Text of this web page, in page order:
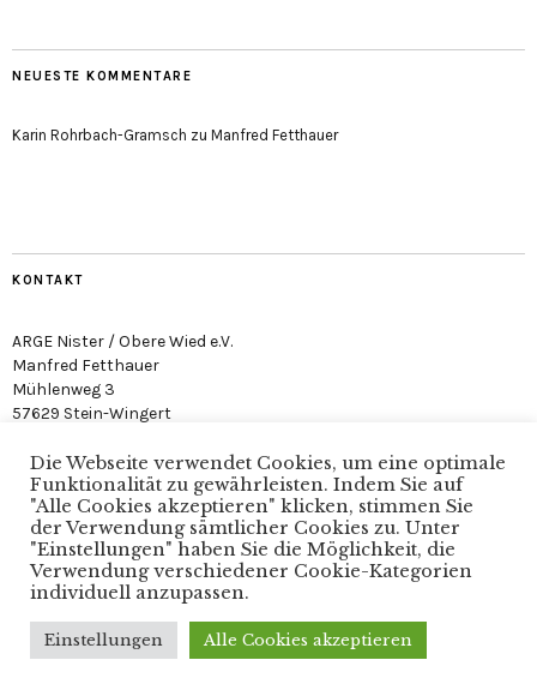
NEUESTE KOMMENTARE
Karin Rohrbach-Gramsch zu Manfred Fetthauer
KONTAKT
ARGE Nister / Obere Wied e.V.
Manfred Fetthauer
Mühlenweg 3
57629 Stein-Wingert
Arge Nister / Obere Wied e.V. · Verein zum Schutz der
Nister
Copyright © 2025
Die Webseite verwendet Cookies, um eine optimale
Funktionalität zu gewährleisten. Indem Sie auf
"Alle Cookies akzeptieren" klicken, stimmen Sie
der Verwendung sämtlicher Cookies zu. Unter
"Einstellungen" haben Sie die Möglichkeit, die
Verwendung verschiedener Cookie-Kategorien
individuell anzupassen.
Einstellungen Alle Cookies akzeptieren